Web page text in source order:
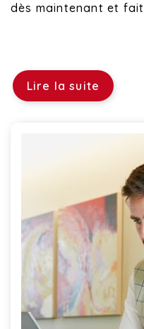
dès maintenant et
Lire la suite